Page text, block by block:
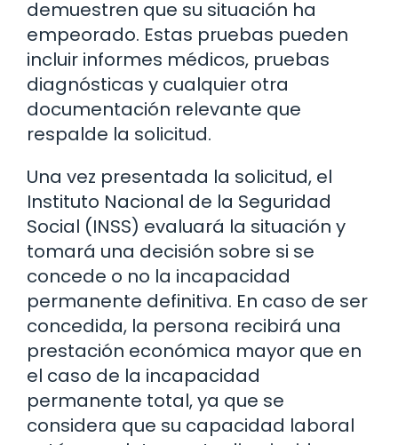
demuestren que su situación ha
empeorado. Estas pruebas pueden
incluir informes médicos, pruebas
diagnósticas y cualquier otra
documentación relevante que
respalde la solicitud.
Una vez presentada la solicitud, el
Instituto Nacional de la Seguridad
Social (INSS) evaluará la situación y
tomará una decisión sobre si se
concede o no la incapacidad
permanente definitiva. En caso de ser
concedida, la persona recibirá una
prestación económica mayor que en
el caso de la incapacidad
permanente total, ya que se
considera que su capacidad laboral